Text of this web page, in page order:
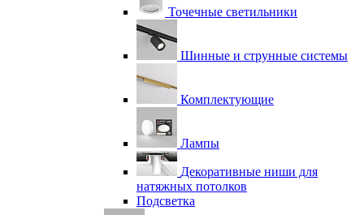
Точечные светильники
Шинные и струнные системы
Комплектующие
Лампы
Декоративные ниши для
натяжных потолков
Подсветка